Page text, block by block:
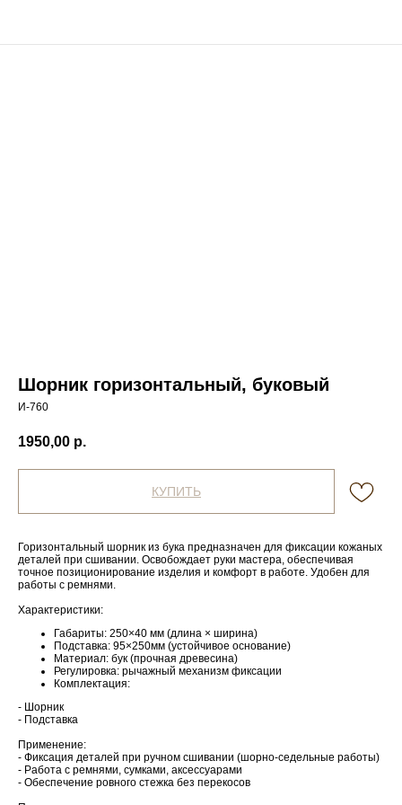
Шорник горизонтальный, буковый
И-760
1950,00 р.
КУПИТЬ
Горизонтальный шорник из бука предназначен для фиксации кожаных
деталей при сшивании. Освобождает руки мастера, обеспечивая
точное позиционирование изделия и комфорт в работе. Удобен для
работы с ремнями.
Характеристики:
Габариты: 250×40 мм (длина × ширина)
Подставка: 95×250мм (устойчивое основание)
Материал: бук (прочная древесина)
Регулировка: рычажный механизм фиксации
Комплектация:
- Шорник
- Подставка
Применение:
- Фиксация деталей при ручном сшивании (шорно-седельные работы)
- Работа с ремнями, сумками, аксессуарами
- Обеспечение ровного стежка без перекосов